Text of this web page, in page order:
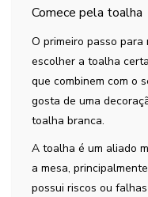
Comece pela toalha
O primeiro passo
escolher a toalha
que combinem com o
gosta de uma
toalha branca.
A toalha é um aliado
a mesa,
possui riscos ou